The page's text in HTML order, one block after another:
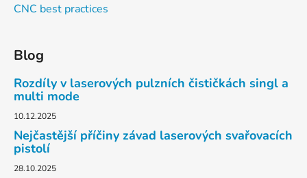
CNC best practices
Blog
Rozdíly v laserových pulzních čističkách singl a
multi mode
10.12.2025
Nejčastější příčiny závad laserových svařovacích
pistolí
28.10.2025